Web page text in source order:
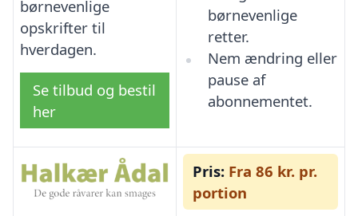
børnevenlige
opskrifter til
hverdagen.
Se tilbud og bestil
her
børnevenlige
retter.
Nem ændring eller
pause af
abonnementet.
Pris: Fra 86 kr. pr.
portion